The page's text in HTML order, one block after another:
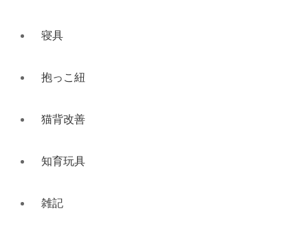
寝具
抱っこ紐
猫背改善
知育玩具
雑記